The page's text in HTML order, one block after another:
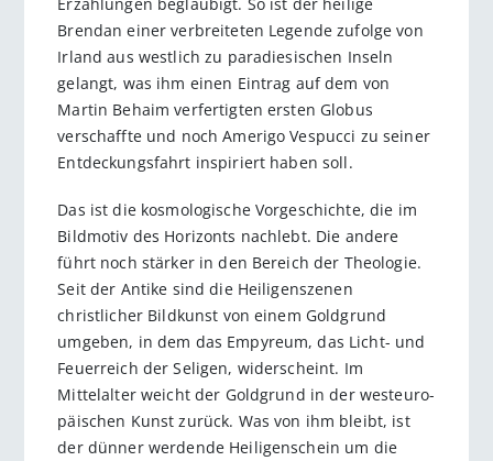
Brendan einer verbreiteten Legende zufolge von
Irland aus westlich zu paradiesischen Inseln
gelangt, was ihm einen Eintrag auf dem von
Martin Behaim verfertigten ersten Globus
verschaffte und noch Amerigo Vespucci zu seiner
Entdeckungsfahrt inspiriert haben soll.
Das ist die kosmologische Vorgeschichte, die im
Bildmotiv des Horizonts nachlebt. Die andere
führt noch stärker in den Bereich der Theo­logie.
Seit der Antike sind die Heili­gen­szenen
christlicher Bildkunst von einem Goldgrund
umgeben, in dem das Empyreum, das Licht- und
Feuerreich der Seligen, widerscheint. Im
Mittelalter weicht der Goldgrund in der westeuro­
päischen Kunst zurück. Was von ihm bleibt, ist
der dünner werdende Heiligenschein um die